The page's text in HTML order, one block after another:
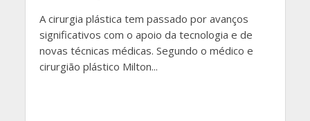
A cirurgia plástica tem passado por avanços
significativos com o apoio da tecnologia e de
novas técnicas médicas. Segundo o médico e
cirurgião plástico Milton...